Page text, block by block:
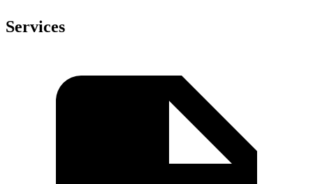
Services